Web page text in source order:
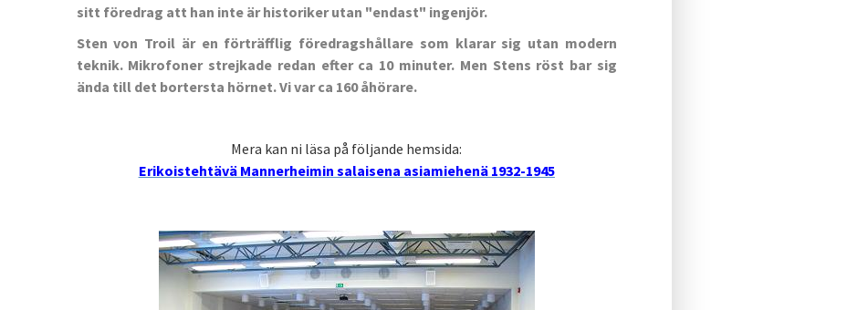
sitt föredrag att han inte är historiker utan "endast" ingenjör.
Sten von Troil är en förträfflig föredragshållare som klarar sig utan modern
teknik. Mikrofoner strejkade redan efter ca 10 minuter. Men Stens röst bar sig
ända till det bortersta hörnet. Vi var ca 160 åhörare.
Mera kan ni läsa på följande hemsida:
Erikoistehtävä Mannerheimin salaisena asiamiehenä 1932-1945